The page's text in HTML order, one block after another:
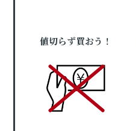
値切らず買おう！